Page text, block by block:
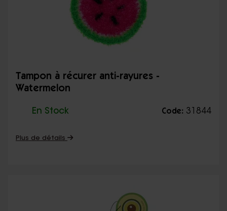
Tampon à récurer anti-rayures -
Watermelon
En Stock Code: 31844
Plus de détails